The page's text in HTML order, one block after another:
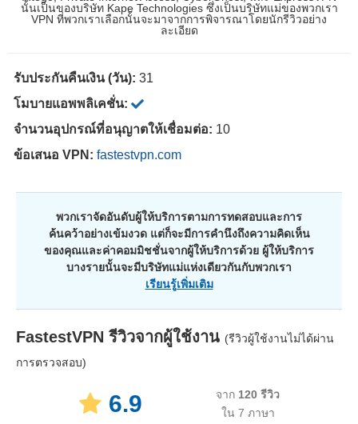
นั้นเป็นของบริษัท Kape Technologies ซึ่งเป็นบริษัทแม่ของพวกเรา
VPN ที่พวกเราเลือกนั้นจะมาจากการพิจารณาโดยนักรีวิวอย่าง
ละเอียด
รับประกันคืนเงิน (วัน): 31
โมบายแอพพลิเคชั่น:
จำนวนอุปกรณ์ที่อนุญาตให้เชื่อมต่อ: 10
ข้อเสนอ VPN: fastestvpn.com
พวกเราจัดอันดับผู้ให้บริการตามการทดสอบและการ
ค้นคว้าอย่างเข้มงวด แต่ก็จะมีการคำนึงถึงความคิดเห็น
ของคุณและค่าคอมมิชชั่นจากผู้ให้บริการด้วย ผู้ให้บริการ
บางรายนั้นจะมีบริษัทแม่แห่งเดียวกันกับพวกเรา
เรียนรู้เพิ่มเติม
FastestVPN รีวิวจากผู้ใช้งาน (รีวิวผู้ใช้งานไม่ได้ผ่าน
การตรวจสอบ)
6.9 จาก 120 รีวิว
ใน 7 ภาษา